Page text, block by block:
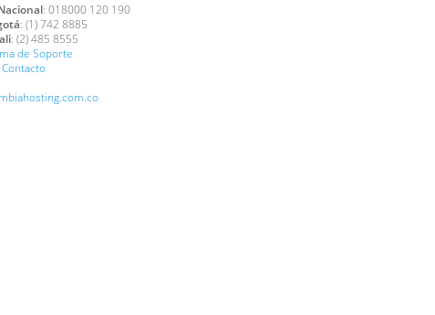
: 018000 120 190
: (1) 742 8885
: (2) 485 8555
de Soporte
Contacto